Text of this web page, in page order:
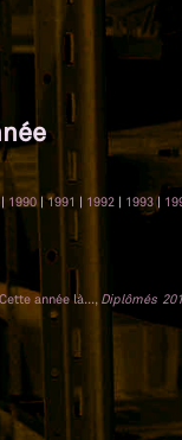
| 1990 |1991 | 1992 | 1993|
Cette année là..., Diplômés